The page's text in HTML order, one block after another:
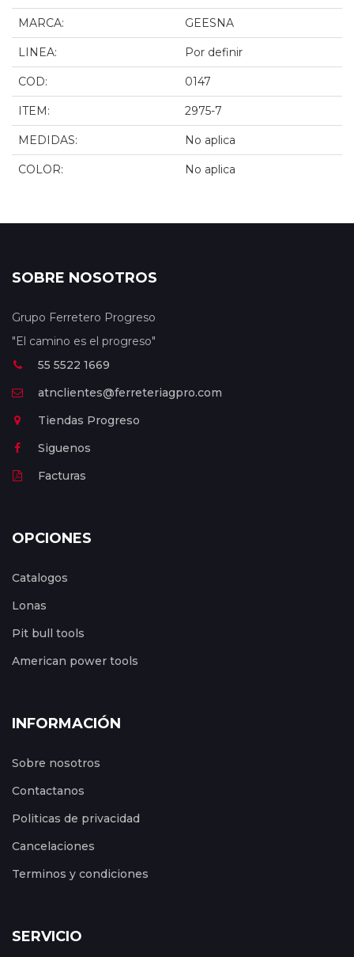
MARCA: GEESNA
LINEA: Por definir
COD: 0147
ITEM: 2975-7
MEDIDAS: No aplica
COLOR: No aplica
SOBRE NOSOTROS
Grupo Ferretero Progreso
"El camino es el progreso"
55 5522 1669
atnclientes@ferreteriagpro.com
Tiendas Progreso
Siguenos
Facturas
OPCIONES
Catalogos
Lonas
Pit bull tools
American power tools
INFORMACIÓN
Sobre nosotros
Contactanos
Politicas de privacidad
Cancelaciones
Terminos y condiciones
SERVICIO